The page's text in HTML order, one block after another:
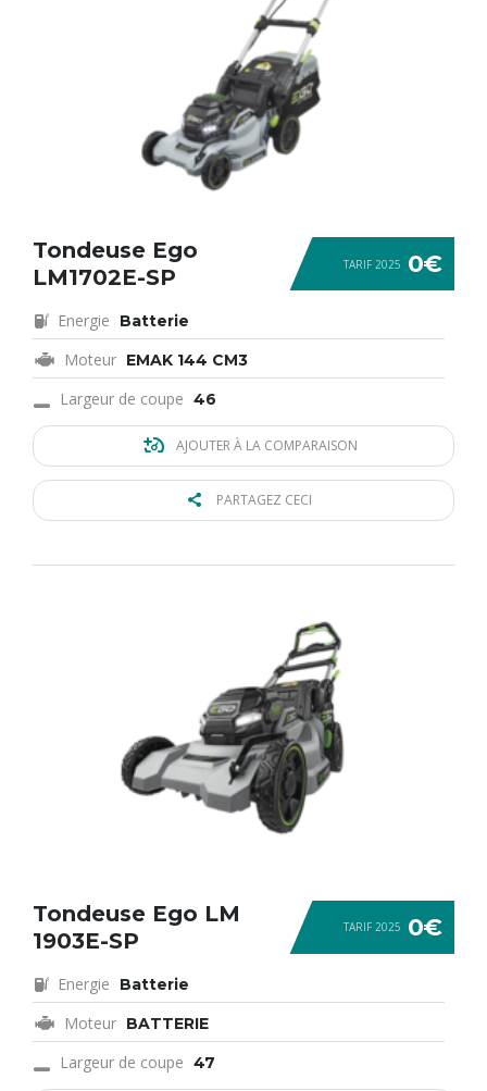
TARIF 2025 0€
Tondeuse Ego
LM1702E-SP
Energie Batterie
Moteur EMAK 144 CM3
Largeur de coupe 46
AJOUTER À LA COMPARAISON
PARTAGEZ CECI
TARIF 2025 0€
Tondeuse Ego LM
1903E-SP
Energie Batterie
Moteur BATTERIE
Largeur de coupe 47